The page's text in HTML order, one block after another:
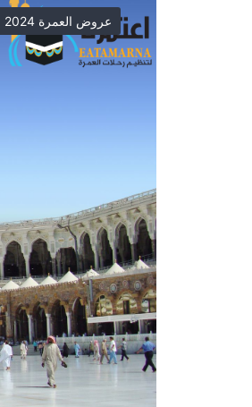
عروض العمرة 2024